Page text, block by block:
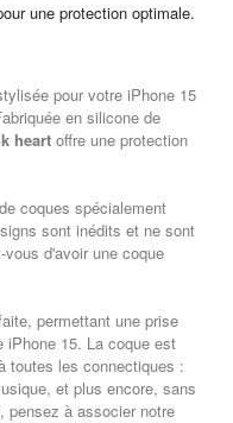
une protection optimale.
pour votre iPhone 15
en silicone de
heart offre une protection
coques spécialement
sont inédits et ne sont
d'avoir une coque
permettant une prise
iPhone 15. La coque est
toutes les connectiques :
et plus encore, sans
pensez à associer notre